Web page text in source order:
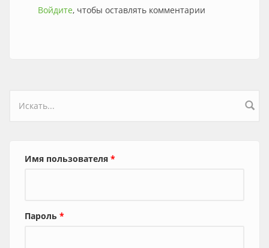
Войдите, чтобы оставлять комментарии
Форма поиска
Имя пользователя *
Пароль *